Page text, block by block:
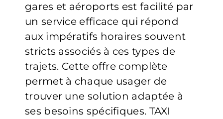
gares et aéroports est facilité par
un service efficace qui répond
aux impératifs horaires souvent
stricts associés à ces types de
trajets. Cette offre complète
permet à chaque usager de
trouver une solution adaptée à
ses besoins spécifiques. TAXI